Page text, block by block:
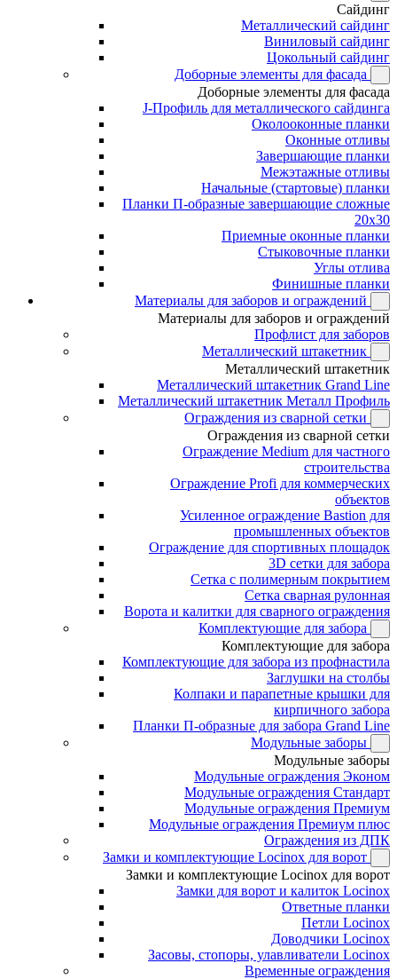
Сайдинг
Металлический сайдинг
Виниловый сайдинг
Цокольный сайдинг
Доборные элементы для фасада
Доборные элементы для фасада
J-Профиль для металлического сайдинга
Околооконные планки
Оконные отливы
Завершающие планки
Межэтажные отливы
Начальные (стартовые) планки
Планки П-образные завершающие сложные
20x30
Приемные оконные планки
Стыковочные планки
Углы отлива
Финишные планки
Материалы для заборов и ограждений
Материалы для заборов и ограждений
Профлист для заборов
Металлический штакетник
Металлический штакетник
Металлический штакетник Grand Line
Металлический штакетник Металл Профиль
Ограждения из сварной сетки
Ограждения из сварной сетки
Ограждение Medium для частного
строительства
Ограждение Profi для коммерческих
объектов
Усиленное ограждение Bastion для
промышленных объектов
Ограждение для спортивных площадок
3D сетки для забора
Сетка с полимерным покрытием
Сетка сварная рулонная
Ворота и калитки для сварного ограждения
Комплектующие для забора
Комплектующие для забора
Комплектующие для забора из профнастила
Заглушки на столбы
Колпаки и парапетные крышки для
кирпичного забора
Планки П-образные для забора Grand Line
Модульные заборы
Модульные заборы
Модульные ограждения Эконом
Модульные ограждения Стандарт
Модульные ограждения Премиум
Модульные ограждения Премиум плюс
Ограждения из ДПК
Замки и комплектующие Locinox для ворот
Замки и комплектующие Locinox для ворот
Замки для ворот и калиток Locinox
Ответные планки
Петли Locinox
Доводчики Locinox
Засовы, стопоры, улавливатели Locinox
Временные ограждения